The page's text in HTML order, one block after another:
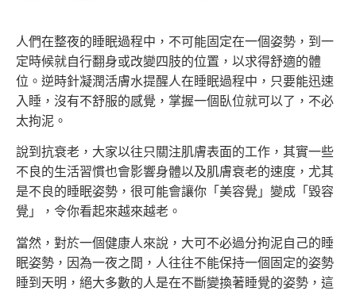
人們在整夜的睡眠過程中，不可能固定在一個姿勢，到一
定時候就自行翻身或改變四肢的位置，以求得舒適的體
位。逆時針凝潤活膚水提醒人在睡眠過程中，只要能迅速
入睡，沒有不舒服的感覺，掌握一個臥位就可以了，不必
太拘泥。
說到抗衰老，大家以往只關注肌膚表面的工作，其實一些
不良的生活習慣也會影響身體以及肌膚衰老的速度，尤其
是不良的睡眠姿勢，很可能會讓你「美容覺」變成「毀容
覺」，令你看起來越來越老。
當然，對於一個健康人來說，大可不必過分拘泥自己的睡
眠姿勢，因為一夜之間，人往往不能保持一個固定的姿勢
睡到天明，絕大多數的人是在不斷變換著睡覺的姿勢，這